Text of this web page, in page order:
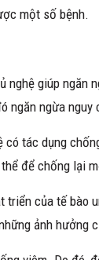
một số bệnh.
nghệ giúp
ngăn ngừa nguy
tác dụng
để chống lại
của tế bào
ảnh hưởng